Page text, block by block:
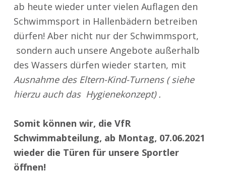
ab heute wieder unter vielen Auflagen den
Schwimmsport in Hallenbädern betreiben
dürfen! Aber nicht nur der Schwimmsport,
sondern auch unsere Angebote außerhalb
des Wassers dürfen wieder starten, mit
Ausnahme des Eltern-Kind-Turnens ( siehe
hierzu auch das Hygienekonzept) .
Somit können wir, die VfR
Schwimmabteilung, ab Montag, 07.06.2021
wieder die Türen für unsere Sportler
öffnen!